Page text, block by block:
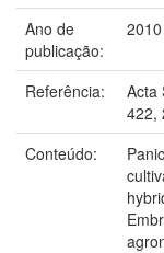
Ano de
publicação:
2010
Referência:
Acta
422,
Conteúdo: